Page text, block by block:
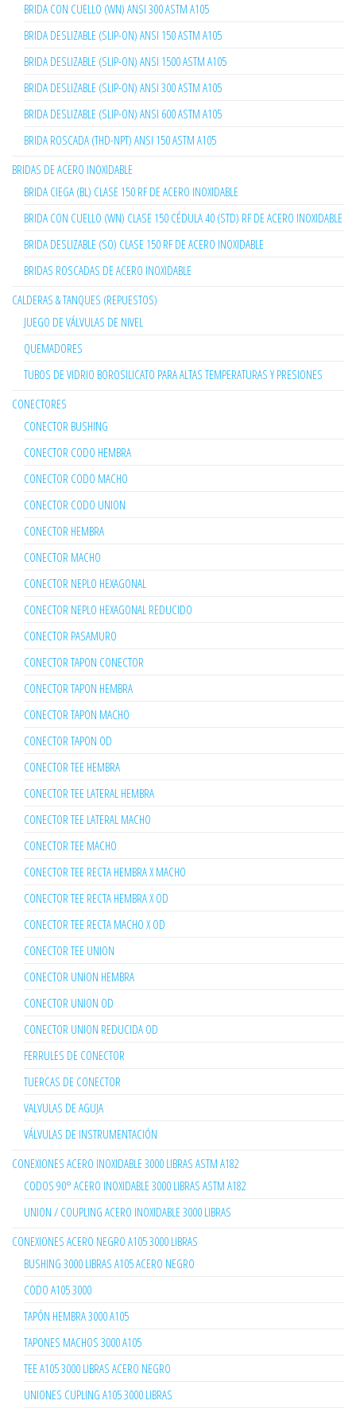
BRIDA CON CUELLO (WN) ANSI 300 ASTM A105
BRIDA DESLIZABLE (SLIP-ON) ANSI 150 ASTM A105
BRIDA DESLIZABLE (SLIP-ON) ANSI 1500 ASTM A105
BRIDA DESLIZABLE (SLIP-ON) ANSI 300 ASTM A105
BRIDA DESLIZABLE (SLIP-ON) ANSI 600 ASTM A105
BRIDA ROSCADA (THD-NPT) ANSI 150 ASTM A105
BRIDAS DE ACERO INOXIDABLE
BRIDA CIEGA (BL) CLASE 150 RF DE ACERO INOXIDABLE
BRIDA CON CUELLO (WN) CLASE 150 CÉDULA 40 (STD) RF DE ACERO INOXIDABLE
BRIDA DESLIZABLE (SO) CLASE 150 RF DE ACERO INOXIDABLE
BRIDAS ROSCADAS DE ACERO INOXIDABLE
CALDERAS & TANQUES (REPUESTOS)
JUEGO DE VÁLVULAS DE NIVEL
QUEMADORES
TUBOS DE VIDRIO BOROSILICATO PARA ALTAS TEMPERATURAS Y PRESIONES
CONECTORES
CONECTOR BUSHING
CONECTOR CODO HEMBRA
CONECTOR CODO MACHO
CONECTOR CODO UNION
CONECTOR HEMBRA
CONECTOR MACHO
CONECTOR NEPLO HEXAGONAL
CONECTOR NEPLO HEXAGONAL REDUCIDO
CONECTOR PASAMURO
CONECTOR TAPON CONECTOR
CONECTOR TAPON HEMBRA
CONECTOR TAPON MACHO
CONECTOR TAPON OD
CONECTOR TEE HEMBRA
CONECTOR TEE LATERAL HEMBRA
CONECTOR TEE LATERAL MACHO
CONECTOR TEE MACHO
CONECTOR TEE RECTA HEMBRA X MACHO
CONECTOR TEE RECTA HEMBRA X OD
CONECTOR TEE RECTA MACHO X OD
CONECTOR TEE UNION
CONECTOR UNION HEMBRA
CONECTOR UNION OD
CONECTOR UNION REDUCIDA OD
FERRULES DE CONECTOR
TUERCAS DE CONECTOR
VALVULAS DE AGUJA
VÁLVULAS DE INSTRUMENTACIÓN
CONEXIONES ACERO INOXIDABLE 3000 LIBRAS ASTM A182
CODOS 90° ACERO INOXIDABLE 3000 LIBRAS ASTM A182
UNION / COUPLING ACERO INOXIDABLE 3000 LIBRAS
CONEXIONES ACERO NEGRO A105 3000 LIBRAS
BUSHING 3000 LIBRAS A105 ACERO NEGRO
CODO A105 3000
TAPÓN HEMBRA 3000 A105
TAPONES MACHOS 3000 A105
TEE A105 3000 LIBRAS ACERO NEGRO
UNIONES CUPLING A105 3000 LIBRAS